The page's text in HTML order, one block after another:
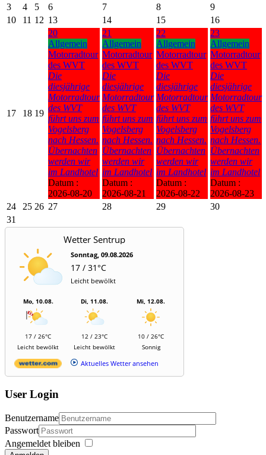
3
4 5 6 7 8
9
10
11 12 13 14 15 16
17 18 19
20
Allgemein
Motorradtour
des WVT
Die
diesjährige
Motorradtour
des WVT
führt uns zum
Vogelsberg
nach Hessen.
Übernachten
werden wir
im Landhotel
Datum :
2026-08-20
21
Allgemein
Motorradtour
des WVT
Die
diesjährige
Motorradtour
des WVT
führt uns zum
Vogelsberg
nach Hessen.
Übernachten
werden wir
im Landhotel
Datum :
2026-08-21
22
Allgemein
Motorradtour
des WVT
Die
diesjährige
Motorradtour
des WVT
führt uns zum
Vogelsberg
nach Hessen.
Übernachten
werden wir
im Landhotel
Datum :
2026-08-22
23
Allgemein
Motorradtour
des WVT
Die
diesjährige
Motorradtour
des WVT
führt uns zum
Vogelsberg
nach Hessen.
Übernachten
werden wir
im Landhotel
Datum :
2026-08-23
24
25 26 27 28 29
30
31
Wetter Sentrup
Sonntag, 09.08.2026
17 / 31°C
Leicht bewölkt
Mo, 10.08.
17 / 26°C
Leicht bewölkt
Di, 11.08.
12 / 23°C
Leicht bewölkt
Mi, 12.08.
10 / 26°C
Sonnig
Aktuelles Wetter ansehen
User Login
Benutzername
Passwort
Angemeldet bleiben